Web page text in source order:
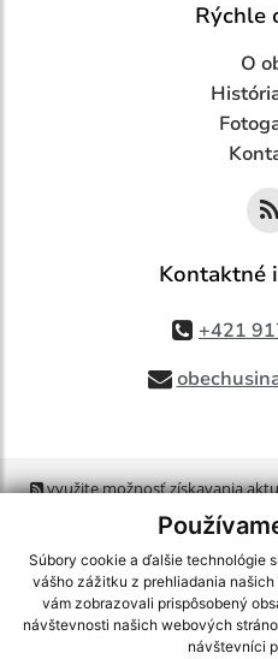
Súbory cookie a ďalšie technológie
vášho zážitku z prehliadania
vám zobrazovali prispôsobený
návštevnosti našich webových
návštevníci
Rýchle
O
Kontaktné
+421
využite možnosť získavania
CMS systém (redakčný) systém
webex.digital, s.r.o.
spoločnosť webex.digital,
Posledná
Vytlačiť stránku|